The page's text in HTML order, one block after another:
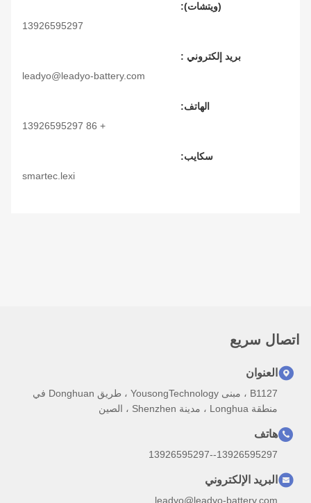
(ويتشات):
13926595297
بريد إلكتروني :
leadyo@leadyo-battery.com
الهاتف:
+ 86 13926595297
سكايب:
smartec.lexi
اتصال سريع
العنوان
B1127 ، مبنى YousongTechnology ، طريق Donghuan في
منطقة Longhua ، مدينة Shenzhen ، الصين
هاتف
13926595297--13926595297
البريد الإلكتروني
leadyo@leadyo-battery.com